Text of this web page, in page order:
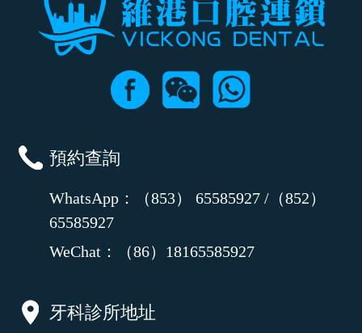
預約查詢
WhatsApp：（853） 65585927 /（852）
65585927
WeChat：（86）18165585927
牙科診所地址